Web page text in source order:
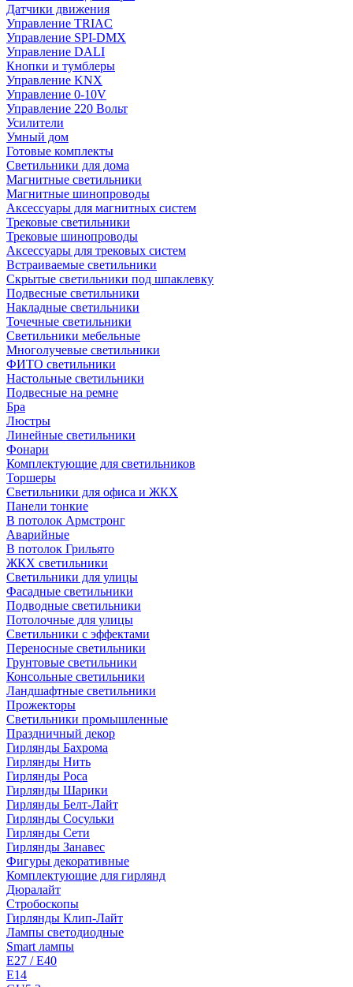
Датчики движения
Управление TRIAC
Управление SPI-DMX
Управление DALI
Кнопки и тумблеры
Управление KNX
Управление 0-10V
Управление 220 Вольт
Усилители
Умный дом
Готовые комплекты
Светильники для дома
Магнитные светильники
Магнитные шинопроводы
Аксессуары для магнитных систем
Трековые светильники
Трековые шинопроводы
Аксессуары для трековых систем
Встраиваемые светильники
Скрытые светильники под шпаклевку
Подвесные светильники
Накладные светильники
Точечные светильники
Светильники мебельные
Многолучевые светильники
ФИТО светильники
Настольные светильники
Подвесные на ремне
Бра
Люстры
Линейные светильники
Фонари
Комплектующие для светильников
Торшеры
Светильники для офиса и ЖКХ
Панели тонкие
В потолок Армстронг
Аварийные
В потолок Грильято
ЖКХ светильники
Светильники для улицы
Фасадные светильники
Подводные светильники
Потолочные для улицы
Светильники с эффектами
Переносные светильники
Грунтовые светильники
Консольные светильники
Ландшафтные светильники
Прожекторы
Светильники промышленные
Праздничный декор
Гирлянды Бахрома
Гирлянды Нить
Гирлянды Роса
Гирлянды Шарики
Гирлянды Белт-Лайт
Гирлянды Сосульки
Гирлянды Сети
Гирлянды Занавес
Фигуры декоративные
Комплектующие для гирлянд
Дюралайт
Стробоскопы
Гирлянды Клип-Лайт
Лампы светодиодные
Smart лампы
E27 / E40
E14